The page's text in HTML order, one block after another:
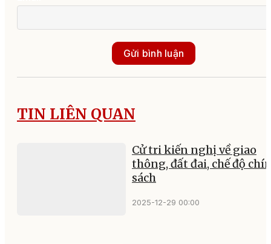
Gửi bình luận
TIN LIÊN QUAN
Cử tri kiến nghị về giao
thông, đất đai, chế độ
sách
2025-12-29 00:00